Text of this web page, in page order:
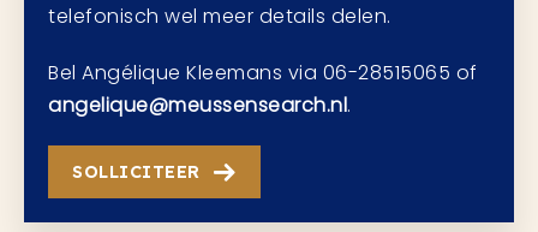
telefonisch wel meer details delen.
Bel Angélique Kleemans via 06-28515065 of
angelique@meussensearch.nl.
SOLLICITEER